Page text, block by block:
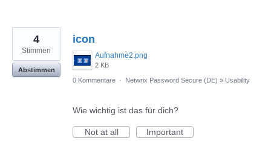
icon
Aufnahme2.png
2 KB
4
Stimmen
Abstimmen
0 Kommentare · Netwrix Password Secure (DE) » Usability
Wie wichtig ist das für dich?
Not at all
Important